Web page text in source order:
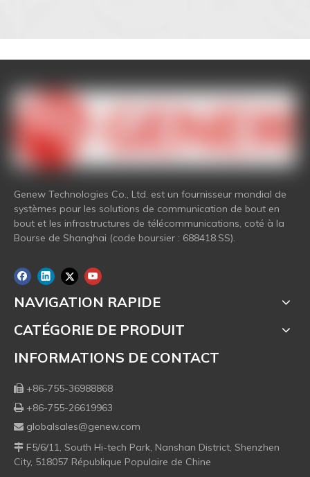
Genew Technologies Co., Ltd. est un fournisseur mondial de
systèmes pour les solutions de communication de bout en
bout et les infrastructures de télécommunications, coté à la
Bourse de Shanghai (code boursier : 688418.SS).
NAVIGATION RAPIDE
CATÉGORIE DE PRODUIT
INFORMATIONS DE CONTACT
 +86-755-36988868
 +86-755-26619963
 globalsales@genew.com
 F5/6/11, South Hi-tech Park, Nanshan District, Shenzhen
City, 518057 République Populaire de Chine